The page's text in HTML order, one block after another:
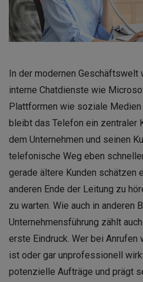
In der modernen Geschäftswelt
interne Chatdienste wie
Plattformen wie soziale Medien
bleibt das Telefon ein zentraler
dem Unternehmen und seinen
telefonische Weg eben
gerade ältere Kunden schätzen
anderen Ende der Leitung zu
zu warten. Wie auch in anderen
Unternehmensführung zählt
erste Eindruck. Wer bei
ist oder gar unprofessionell
potenzielle Aufträge und prägt